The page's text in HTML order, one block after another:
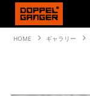
HOME ギャラリー